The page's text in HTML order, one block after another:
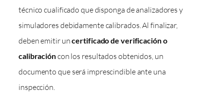
técnico cualificado que disponga de analizadores y
simuladores debidamente calibrados. Al finalizar,
deben emitir uncertificado de verificación o
calibracióncon los resultados obtenidos, un
documento que será imprescindible ante una
inspección.